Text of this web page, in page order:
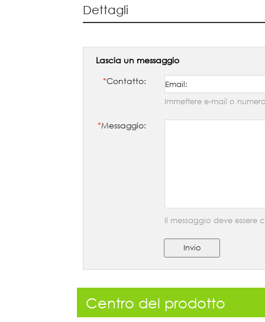
Dettagli
Lascia un messaggio
*Contatto:
Immettere e-mail o
*Messaggio:
Il messaggio deve essere
Invio
Centro del prodotto